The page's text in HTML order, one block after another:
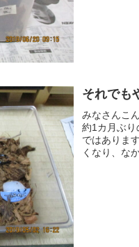
それでも
みなさんこ
約1カ月ぶ
ではありま
くなり、な